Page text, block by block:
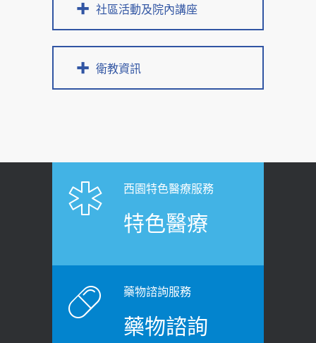
社區活動及院內講座
衛教資訊
西園特色醫療服務
特色醫療
藥物諮詢服務
藥物諮詢